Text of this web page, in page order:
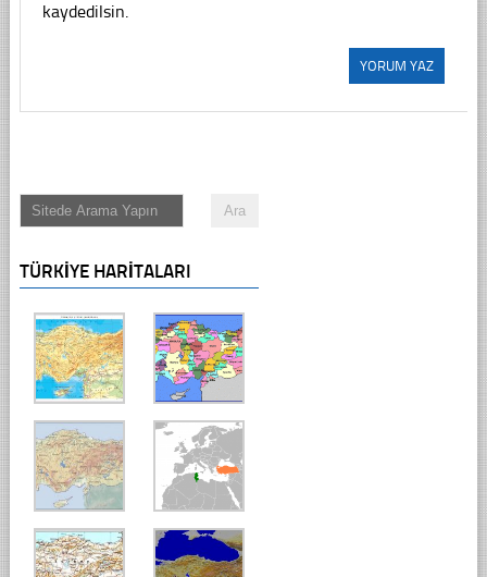
kaydedilsin.
TÜRKIYE HARITALARI